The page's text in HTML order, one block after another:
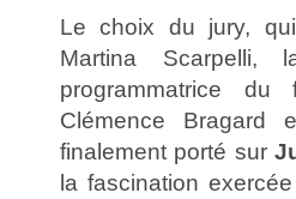
Le choix du jury,
Martina Scarpelli,
programmatrice
Clémence Bragard
finalement porté sur
la fascination